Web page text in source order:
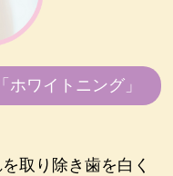
ワイトニング」
取り除き歯を白く